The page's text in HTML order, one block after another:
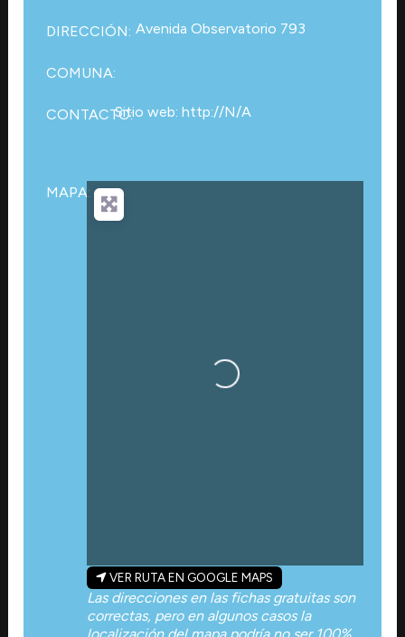
DIRECCIÓN: Avenida Observatorio 793
COMUNA:
CONTACTO:Sitio web: http://N/A
MAPA:
Cargando…
VER RUTA EN GOOGLE MAPS
Las direcciones en las fichas gratuitas son
correctas, pero en algunos casos la